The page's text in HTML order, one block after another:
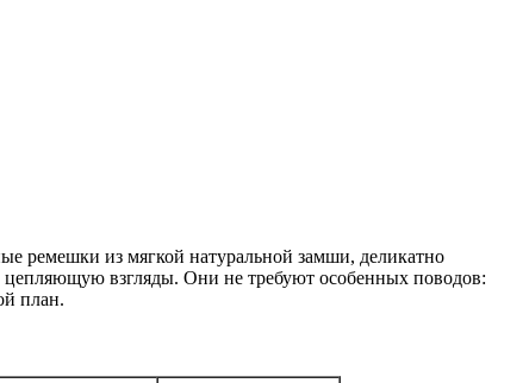
ремешки из мягкой натуральной замши, деликатно
цепляющую взгляды. Они не требуют особенных поводов:
план.